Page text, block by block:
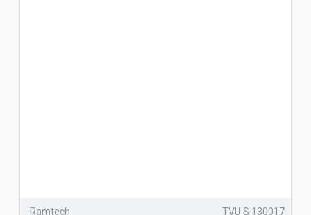
Ramtech TVU S 130017